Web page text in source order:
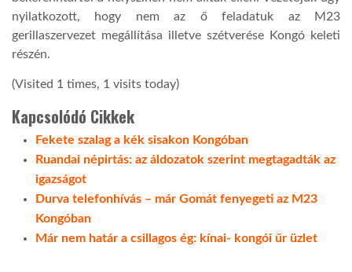
GLOBOZSARU
DOBRAVERO.HU
GLOBOBOOK
nyilatkozott, hogy nem az ő feladatuk az M23
gerillaszervezet megállítása illetve szétverése Kongó keleti
részén.
(Visited 1 times, 1 visits today)
Kapcsolódó Cikkek
Fekete szalag a kék sisakon Kongóban
Ruandai népirtás: az áldozatok szerint megtagadták az
igazságot
Durva telefonhívás – már Gomát fenyegeti az M23
Kongóban
Már nem határ a csillagos ég: kínai- kongói űr üzlet